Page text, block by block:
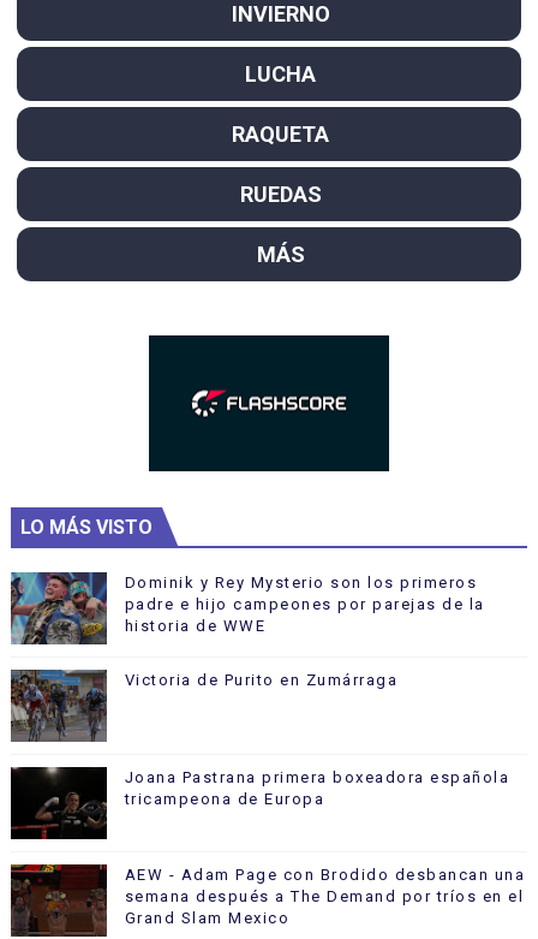
INVIERNO
LUCHA
RAQUETA
RUEDAS
MÁS
LO MÁS VISTO
Dominik y Rey Mysterio son los primeros
padre e hijo campeones por parejas de la
historia de WWE
Victoria de Purito en Zumárraga
Joana Pastrana primera boxeadora española
tricampeona de Europa
AEW - Adam Page con Brodido desbancan una
semana después a The Demand por tríos en el
Grand Slam Mexico